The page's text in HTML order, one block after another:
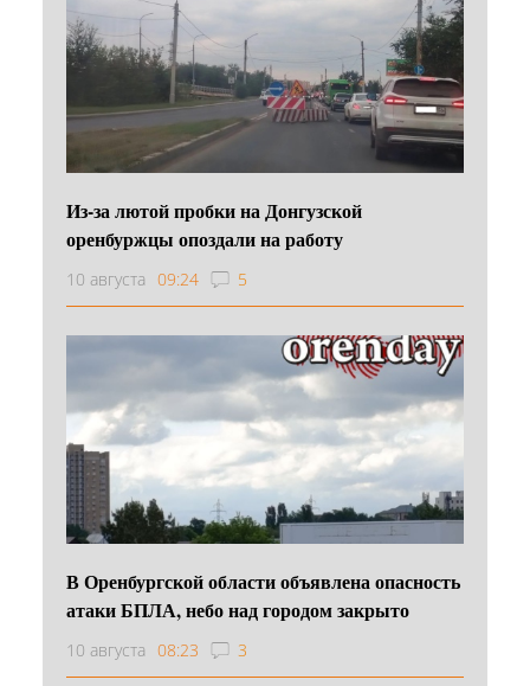
Из-за лютой пробки на Донгузской
оренбуржцы опоздали на работу
10 августа 09:24 5
В Оренбургской области объявлена опасность
атаки БПЛА, небо над городом закрыто
10 августа 08:23 3